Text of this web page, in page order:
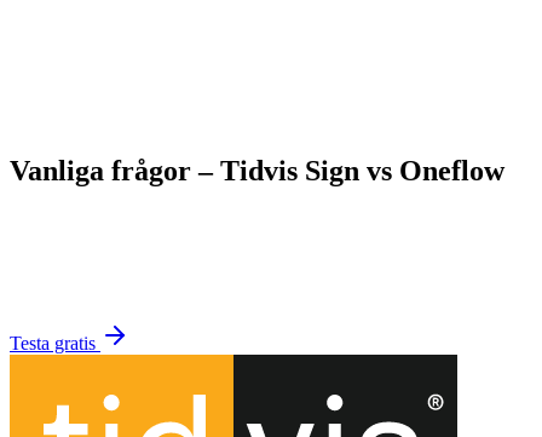
Vanliga frågor – Tidvis Sign vs Oneflow
Hur lång tid tar det att komma igång?
Testa gratis